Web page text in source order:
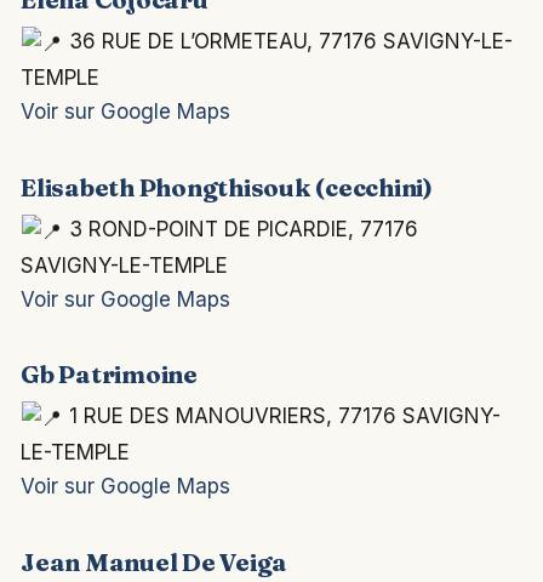
36 RUE DE L’ORMETEAU, 77176 SAVIGNY-LE-
TEMPLE
Voir sur Google Maps
Elisabeth Phongthisouk (cecchini)
3 ROND-POINT DE PICARDIE, 77176
SAVIGNY-LE-TEMPLE
Voir sur Google Maps
Gb Patrimoine
1 RUE DES MANOUVRIERS, 77176 SAVIGNY-
LE-TEMPLE
Voir sur Google Maps
Jean Manuel De Veiga